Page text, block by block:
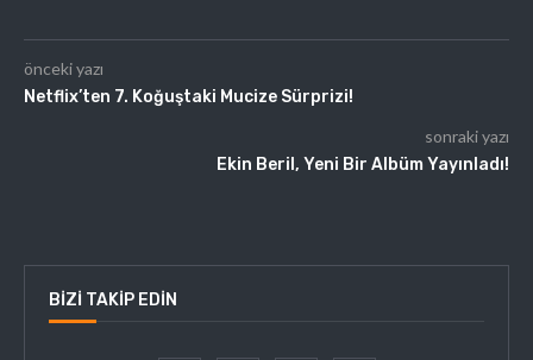
önceki yazı
Netflix’ten 7. Koğuştaki Mucize Sürprizi!
sonraki yazı
Ekin Beril, Yeni Bir Albüm Yayınladı!
BIZI TAKIP EDIN